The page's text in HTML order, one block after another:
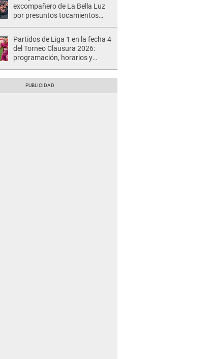
excompañero de La Bella Luz
por presuntos tocamientos
Partidos de Liga 1 en la fecha 4
del Torneo Clausura 2026:
programación, horarios y